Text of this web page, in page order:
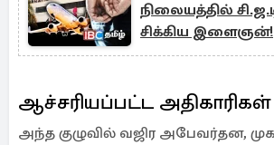
நிலையத்தில்
சிக்கிய இளைஞன்!
ஆச்சரியப்பட்ட அதிகாரிகள்
அந்த குழுவில் வஜிர அபேவர்தன,